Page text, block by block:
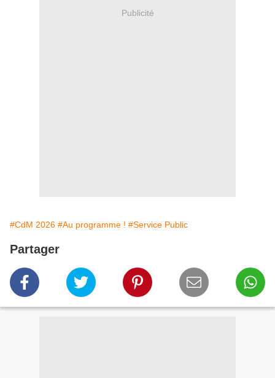
Publicité
#CdM 2026 #Au programme ! #Service Public
Partager